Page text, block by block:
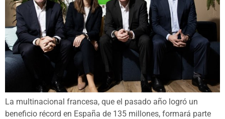
La multinacional francesa, que el pasado año logró un
beneficio récord en España de 135 millones, formará parte